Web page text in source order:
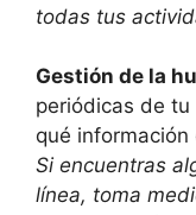
todas tus
Gestión de la
periódicas de
qué
Si encuentras
línea, toma